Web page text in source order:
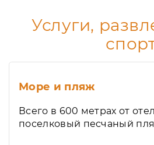
Услуги,
Море и пляж
Всего в 600 метрах от
поселковый песчаный